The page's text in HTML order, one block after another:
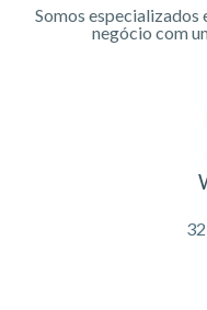
Somos especializados
negócio com